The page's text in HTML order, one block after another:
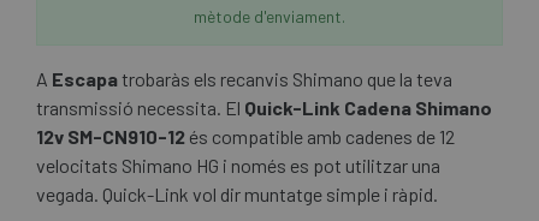
mètode d'enviament.
A Escapatrobaràs els recanvis Shimano que la teva
transmissió necessita. El Quick-Link Cadena Shimano
12v SM-CN910-12 és compatible amb cadenes de 12
velocitats Shimano HG i només es pot utilitzar una
vegada. Quick-Link vol dir muntatge simple i ràpid.